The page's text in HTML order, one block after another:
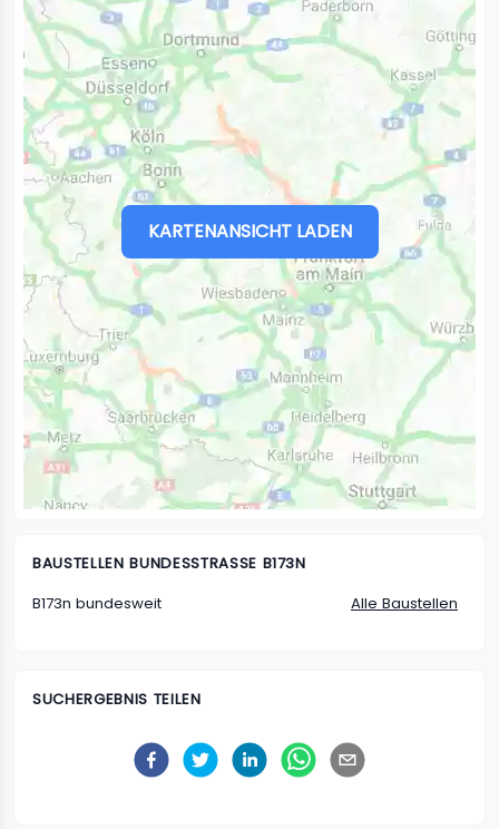
KARTENANSICHT LADEN
BAUSTELLENBUNDESSTRASSE B173N
B173n bundesweit
Alle Baustellen
SUCHERGEBNIS TEILEN